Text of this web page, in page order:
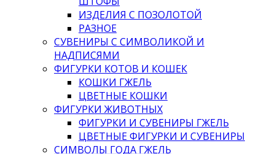
ИЗДЕЛИЯ С ПОЗОЛОТОЙ
РАЗНОЕ
СУВЕНИРЫ С СИМВОЛИКОЙ И
НАДПИСЯМИ
ФИГУРКИ КОТОВ И КОШЕК
КОШКИ ГЖЕЛЬ
ЦВЕТНЫЕ КОШКИ
ФИГУРКИ ЖИВОТНЫХ
ФИГУРКИ И СУВЕНИРЫ ГЖЕЛЬ
ЦВЕТНЫЕ ФИГУРКИ И СУВЕНИРЫ
СИМВОЛЫ ГОДА ГЖЕЛЬ